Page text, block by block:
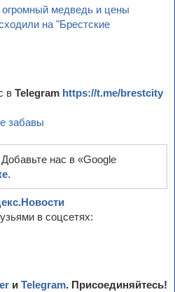
медведь и цены
на "Брестские
в Telegram https://t.me/brestcity
забавы
Добавьте нас в «Google
.
в соцсетях:
и Telegram. Присоединяйтесь!